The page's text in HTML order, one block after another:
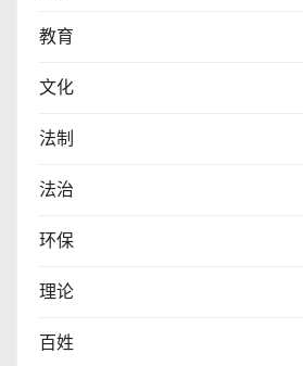
教育
文化
法制
法治
环保
理论
百姓